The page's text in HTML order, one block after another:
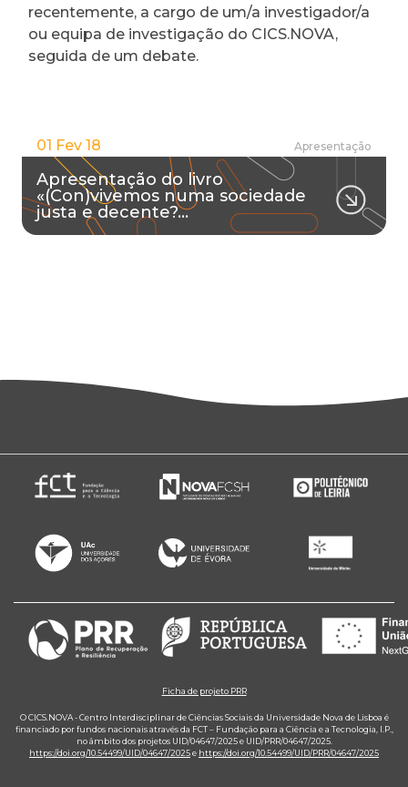
recentemente, a cargo de um/a investigador/a
ou equipa de investigação do CICS.NOVA,
seguida de um debate.
01 Fev 18 Apresentação
Apresentação do livro
«(Con)vivemos numa sociedade
justa e decente?…
Ficha de projeto PRR
O CICS.NOVA - Centro Interdisciplinar de Ciências Sociais da Universidade Nova de Lisboa é
financiado por fundos nacionais através da FCT – Fundação para a Ciência e a Tecnologia, I.P.,
no âmbito dos projetos UID/04647/2025 e UID/PRR/04647/2025.
https://doi.org/10.54499/UID/04647/2025e https://doi.org/10.54499/UID/PRR/04647/2025